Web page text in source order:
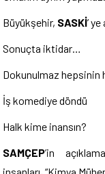
Büyükşehir, SASKİ’
Sonuçta iktidar…
Dokunulmaz hepsinin
İş komediye döndü
Halk kime inansın?
SAMÇEP’in